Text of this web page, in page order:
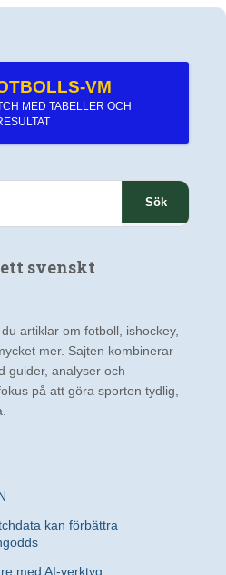
VM
MED TABELLER OCH
svenskt
artiklar om fotboll, ishockey,
mer. Sajten kombinerar
guider, analyser och
på att göra sporten tydlig,
kan förbättra
med AI-verktyg